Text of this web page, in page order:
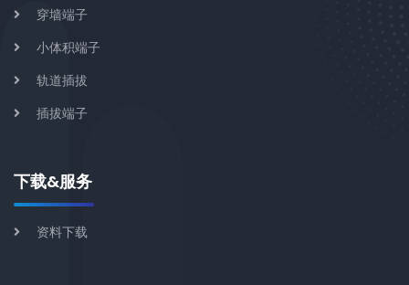
穿墙端子
小体积端子
轨道插拔
插拔端子
下载&服务
资料下载